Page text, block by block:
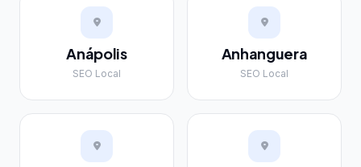
Anápolis
SEO Local
Anhanguera
SEO Local